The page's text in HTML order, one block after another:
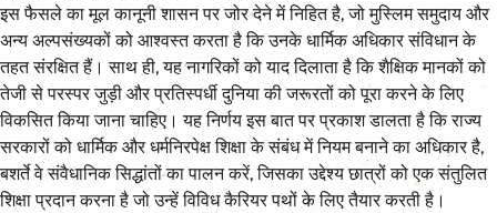
इस फैसले का मूल कानूनी शासन पर जोर देने में निहित है, जो मुस्लिम समुदाय और
अन्य अल्पसंख्यकों को आश्वस्त करता है कि उनके धार्मिक अधिकार संविधान के
तहत संरक्षित हैं। साथ ही, यह नागरिकों को याद दिलाता है कि शैक्षिक मानकों को
तेजी से परस्पर जुड़ी और प्रतिस्पर्धी दुनिया की जरूरतों को पूरा करने के लिए
विकसित किया जाना चाहिए। यह निर्णय इस बात पर प्रकाश डालता है कि राज्य
सरकारों को धार्मिक और धर्मनिरपेक्ष शिक्षा के संबंध में नियम बनाने का अधिकार है,
बशर्ते वे संवैधानिक सिद्धांतों का पालन करें, जिसका उद्देश्य छात्रों को एक संतुलित
शिक्षा प्रदान करना है जो उन्हें विविध कैरियर पथों के लिए तैयार करती है।